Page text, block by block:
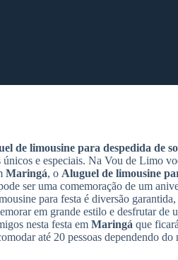
de limousine para despedida de
únicos e especiais. Na Vou de Limo
Maringá, o Aluguel de limousine
ser uma comemoração de um
para festa é diversão
em grande estilo e desfrutar
nesta festa em Maringá que
até 20 pessoas dependendo